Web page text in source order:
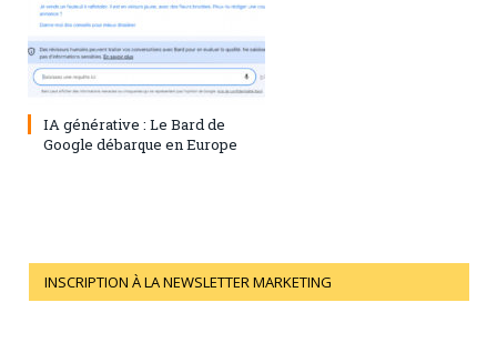
28 juillet 2023 0
IA générative : Le Bard de
Google débarque en Europe
INSCRIPTION À LA NEWSLETTER MARKETING